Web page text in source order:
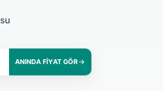
ANINDA FIYAT GÖR